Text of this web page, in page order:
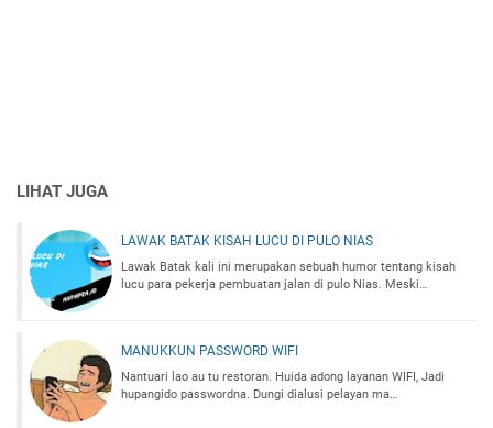
LIHAT JUGA
LAWAK BATAK KISAH LUCU DI PULO NIAS
Lawak Batak kali ini merupakan sebuah humor tentang kisah
lucu para pekerja pembuatan jalan di pulo Nias. Meski…
MANUKKUN PASSWORD WIFI
Nantuari lao au tu restoran. Huida adong layanan WIFI, Jadi
hupangido passwordna. Dungi dialusi pelayan ma…